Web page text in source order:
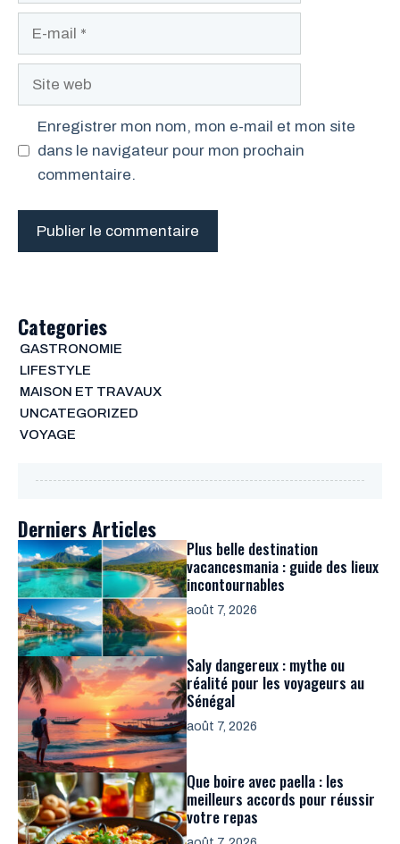
Site
Enregistrer mon nom, mon e-mail et mon site
dans le navigateur pour mon prochain
commentaire.
Categories
GASTRONOMIE
LIFESTYLE
MAISON ET TRAVAUX
UNCATEGORIZED
VOYAGE
Derniers Articles
Plus belle destination
vacancesmania : guide des lieux
incontournables
août 7, 2026
Saly dangereux : mythe ou
réalité pour les voyageurs au
Sénégal
août 7, 2026
Que boire avec paella : les
meilleurs accords pour réussir
votre repas